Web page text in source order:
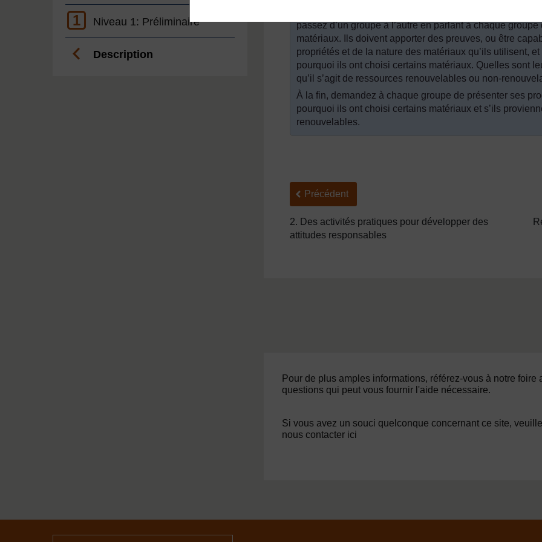
1 Niveau 1: Préliminaire
Description
Comment expliquer aux élèves la part de science dans
passez d’un groupe à l’autre en parlant à chaque
matériaux. Ils doivent apporter des preuves, ou être
propriétés et de la nature des matériaux qu’ils utilisent,
pourquoi ils ont choisi certains matériaux. Quelles sont
qu’il s’agit de ressources renouvelables ou non-
À la fin, demandez à chaque groupe de présenter ses
pourquoi ils ont choisi certains matériaux et s’ils
renouvelables.
Précédent
Précédent
2. Des activités pratiques pour développer des
attitudes responsables
Pour de plus amples informations, référez-vous à notre foire
questions qui peut vous fournir l'aide nécessaire.
Si vous avez un souci quelconque concernant ce site,
nous contacter ici